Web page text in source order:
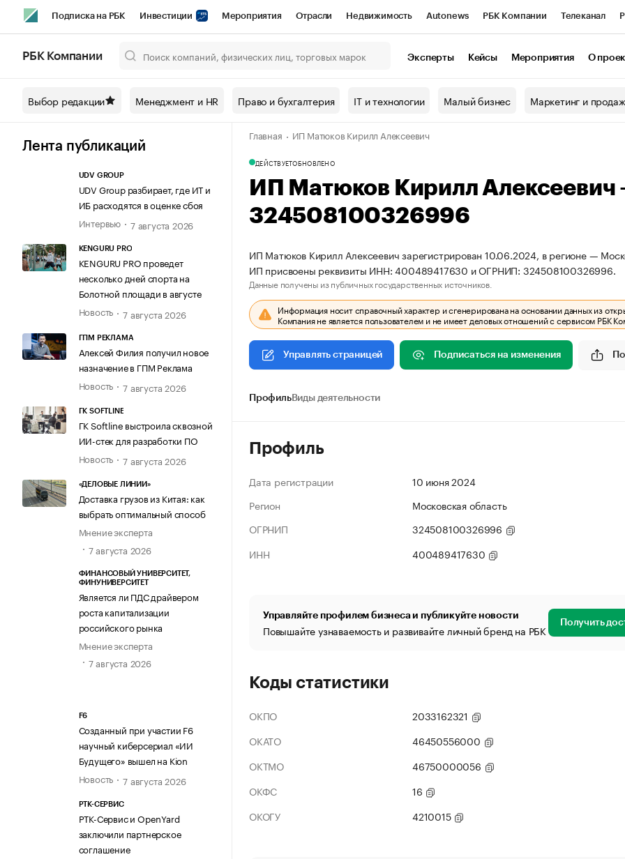
Подписка на РБК Инвестиции Мероприятия Отрасли Недвижимость Autonews РБК Компании Телеканал
Спецпроекты СПб Конференции СПб Спецпроекты Проверка контрагентов
Технологии и медиа Рынок наличной валюты
РБК Компании Эксперты Кейсы Мероприятия О
Выбор редакции Менеджмент и HR Право и бухгалтерия IT и технологии Малый бизнес Маркетинг и
Лента публикаций
UDV GROUP
UDV Group разбирает, где ИТ и
ИБ расходятся в оценке сбоя
Интервью
7 августа 2026
KENGURU PRO
KENGURU PRO проведет
несколько дней спорта на
Болотной площади в августе
Новость
7 августа 2026
ГПМ РЕКЛАМА
Алексей Филия получил новое
назначение в ГПМ Реклама
Новость
7 августа 2026
ГК SOFTLINE
ГК Softline выстроила сквозной
ИИ-стек для разработки ПО
Новость
7 августа 2026
«ДЕЛОВЫЕ ЛИНИИ»
Доставка грузов из Китая: как
выбрать оптимальный способ
Мнение эксперта
7 августа 2026
ФИНАНСОВЫЙ УНИВЕРСИТЕТ,
ФИНУНИВЕРСИТЕТ
Является ли ПДС драйвером
роста капитализации
российского рынка
Мнение эксперта
7 августа 2026
F6
Созданный при участии F6
научный киберсериал «ИИ
Будущего» вышел на Kion
Новость
7 августа 2026
РТК-СЕРВИС
РТК-Сервис и OpenYard
заключили партнерское
соглашение
Главная ИП Матюков Кирилл Алексеевич
ДЕЙСТВУЕТОБНОВЛЕНО
ИП Матюков Кирилл
324508100326996
ИП Матюков Кирилл Алексеевич зарегистрирован 10.06.2024, в регионе —
ИП присвоены реквизиты ИНН: 400489417630 и ОГРНИП: 324508100326996.
Данные получены из публичных государственных источников.
Информация носит справочный характер и сгенерирована на основании данных из
Компания не является пользователем и не имеет деловых отношений с сервисом РБК
Управлять страницей Подписаться на изменения
ПрофильВиды деятельности
Профиль
Дата регистрации
10 июня 2024
Регион
Московская область
ОГРНИП
324508100326996
ИНН
400489417630
Управляйте профилем бизнеса и публикуйте новости
Повышайте узнаваемость и развивайте личный бренд на РБК Получить
Коды статистики
ОКПО
2033162321
ОКАТО
46450556000
ОКТМО
46750000056
ОКФС
16
ОКОГУ
4210015